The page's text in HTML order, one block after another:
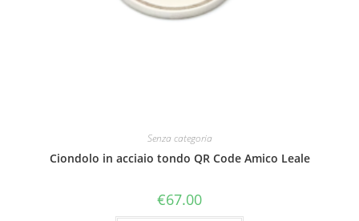
Senza categoria
Ciondolo in acciaio tondo QR Code Amico Leale
€67.00